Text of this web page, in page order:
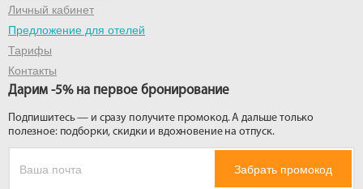
Личный кабинет
Предложение для отелей
Тарифы
Контакты
Дарим -5% на первое бронирование
Подпишитесь — и сразу получите промокод. А дальше только
полезное: подборки, скидки и вдохновение на отпуск.
Забрать промокод